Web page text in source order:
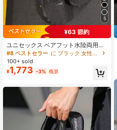
5
¥63 節約
ユニセックス ベアフット水陸両用シ
ューズ、調整可能なバックル、通気
性抜群 クイック ドライ 滑り止め、
夏のビーチウォーキング/プールスイ
ミング/アウトドアアクティビティに
#8 ベストセラー
に ブラック 女性用ウォーターシューズ
100+ sold
¥1,773 -3% 概算